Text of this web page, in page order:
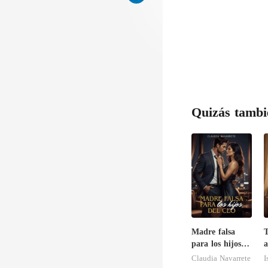
Quizás
Madre falsa
para los hijos
del CEO
Claudia Navarrete